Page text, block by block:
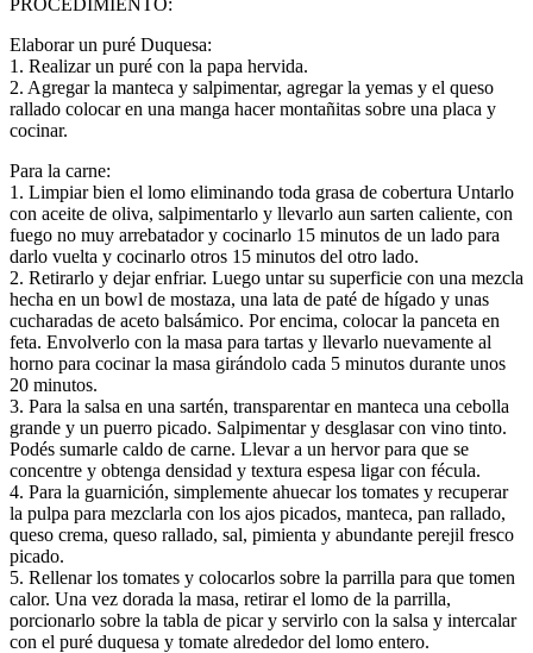
Elaborar un puré Duquesa:
1. Realizar un puré con la papa hervida.
2. Agregar la manteca y salpimentar, agregar la yemas y el queso
rallado colocar en una manga hacer montañitas sobre una placa y
cocinar.
Para la carne:
1. Limpiar bien el lomo eliminando toda grasa de cobertura Untarlo
con aceite de oliva, salpimentarlo y llevarlo aun sarten caliente, con
fuego no muy arrebatador y cocinarlo 15 minutos de un lado para
darlo vuelta y cocinarlo otros 15 minutos del otro lado.
2. Retirarlo y dejar enfriar. Luego untar su superficie con una mezcla
hecha en un bowl de mostaza, una lata de paté de hígado y unas
cucharadas de aceto balsámico. Por encima, colocar la panceta en
feta. Envolverlo con la masa para tartas y llevarlo nuevamente al
horno para cocinar la masa girándolo cada 5 minutos durante unos
20 minutos.
3. Para la salsa en una sartén, transparentar en manteca una cebolla
grande y un puerro picado. Salpimentar y desglasar con vino tinto.
Podés sumarle caldo de carne. Llevar a un hervor para que se
concentre y obtenga densidad y textura espesa ligar con fécula.
4. Para la guarnición, simplemente ahuecar los tomates y recuperar
la pulpa para mezclarla con los ajos picados, manteca, pan rallado,
queso crema, queso rallado, sal, pimienta y abundante perejil fresco
picado.
5. Rellenar los tomates y colocarlos sobre la parrilla para que tomen
calor. Una vez dorada la masa, retirar el lomo de la parrilla,
porcionarlo sobre la tabla de picar y servirlo con la salsa y intercalar
con el puré duquesa y tomate alrededor del lomo entero.